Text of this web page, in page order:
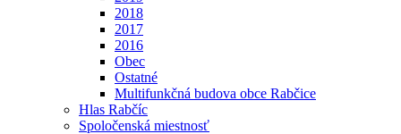
2018
2017
2016
Obec
Ostatné
Multifunkčná budova obce Rabčice
Hlas Rabčíc
Spoločenská miestnosť